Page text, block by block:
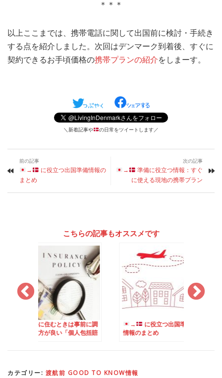
＊＊＊
以上ここまでは、携帯電話に関して出国前に検討・手続き
する点を紹介しました。次回はデンマーク到着後、すぐに
契約できるお手頃価格の携帯プランの紹介をしまーす。
＼新着記事や の日常をツイートします／
前の記事
→
に役立つ出国準備情報の
まとめ
次の記事
→
準備に役立つ情報：すぐ
に使える現地の携帯プラン
こちらの記事もオススメです
ときは事前に調
い「個人包括賠
→
に役立つ出国準備
情報のまとめ
→
カテゴリー: 渡航前 GOOD TO KNOW情報